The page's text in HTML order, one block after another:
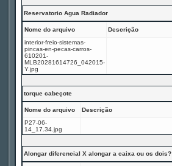
Reservatorio Agua Radiador
Nome do arquivo
Descrição
interior-freio-sistemas-
pincas-en-pecas-carros-
610201-
MLB20281614726_042015-
Y.jpg
torque cabeçote
Nome do arquivo
Descrição
P27-06-
14_17.34.jpg
Alongar diferencial X alongar a caixa ou os dois?